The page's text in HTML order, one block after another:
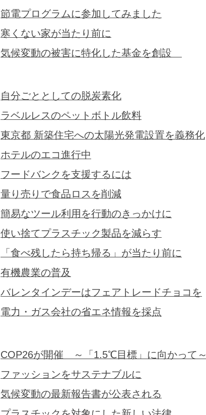
節電プログラムに参加してみました
寒くない家が当たり前に
気候変動の被害に特化した基金を創設
自分ごととしての脱炭素化
ラベルレスのペットボトル飲料
東京都 新築住宅への太陽光発電設置を義務化
ホテルのエコ進行中
フードバンクを支援するには
量り売りで食品ロスを削減
簡易なツール利用を行動のきっかけに
使い捨てプラスチック製品を減らす
「食べ残したら持ち帰る」が当たり前に
有機農業の普及
バレンタインデーはフェアトレードチョコを
電力・ガス会社の省エネ情報を採点
COP26が開催 ～「1.5℃目標」に向かって～
ファッションをサステナブルに
気候変動の最新報告書が公表される